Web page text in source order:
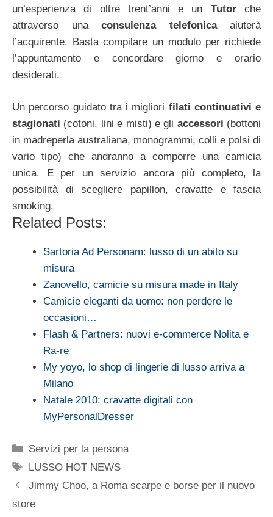
un’esperienza di oltre trent’anni e un Tutorche
attraverso una consulenza telefonicaaiuterà
l’acquirente. Basta compilare un modulo per richiede
l’appuntamento e concordare giorno e orario
desiderati.
Un percorso guidato tra i migliori filati continuativi e
stagionati (cotoni, lini e misti) e gli accessori (bottoni
in madreperla australiana, monogrammi, colli e polsi di
vario tipo) che andranno a comporre una camicia
unica. E per un servizio ancora più completo, la
possibilità di scegliere papillon, cravatte e fascia
smoking.
Related Posts:
Sartoria Ad Personam: lusso di un abito su
misura
Zanovello, camicie su misura made in Italy
Camicie eleganti da uomo: non perdere le
occasioni…
Flash & Partners: nuovi e-commerce Nolita e
Ra-re
My yoyo, lo shop di lingerie di lusso arriva a
Milano
Natale 2010: cravatte digitali con
MyPersonalDresser
Categorie
Servizi per la persona
Tag
LUSSO HOT NEWS
Jimmy Choo, a Roma scarpe e borse per il nuovo
store